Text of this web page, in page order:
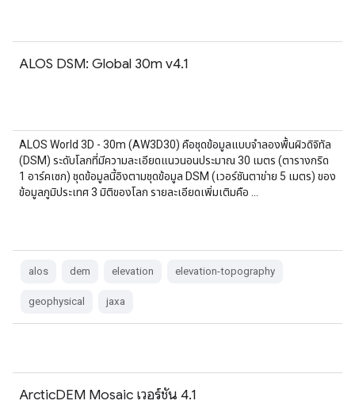
ALOS DSM: Global 30m v4.1
ALOS World 3D - 30m (AW3D30) คือชุดข้อมูลแบบจำลองพื้นผิวดิจิทัล
(DSM) ระดับโลกที่มีความละเอียดแนวนอนประมาณ 30 เมตร (ตารางกริด
1 อาร์คเซก) ชุดข้อมูลนี้อิงตามชุดข้อมูล DSM (เวอร์ชันตาข่าย 5 เมตร) ของ
ข้อมูลภูมิประเทศ 3 มิติของโลก รายละเอียดเพิ่มเติมคือ …
alos dem elevation elevation-topography
geophysical jaxa
ArcticDEM Mosaic เวอร์ชัน 4.1